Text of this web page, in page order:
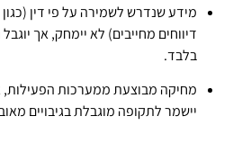
מידע שנדרש לשמירה על פי דין
דיווחים מחייבים) לא יימחק, אך
בלבד.
מחיקה מבוצעת ממערכות
יישמר לתקופה מוגבלת בגיבויים